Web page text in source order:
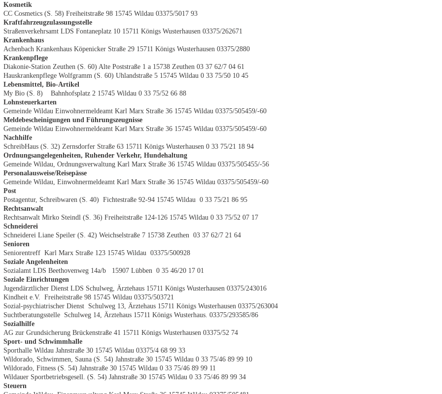
Kosmetik
CC Cosmetics (S. 58) Freiheitstraße 98 15745 Wildau 03375/5017 93
Kraftfahrzeugzulassungsstelle
Straßenverkehrsamt LDS Fontaneplatz 10 15711 Königs Wusterhausen 03375/262671
Krankenhaus
Achenbach Krankenhaus Köpenicker Straße 29 15711 Königs Wusterhausen 03375/2880
Krankenpflege
Diakonie-Station Zeuthen (S. 60) Alte Poststraße 1 a 15738 Zeuthen 03 37 62/7 04 61
Hauskrankenpflege Wolfgramm (S. 60) Uhlandstraße 5 15745 Wildau 0 33 75/50 10 45
Lebensmittel, Bio-Artikel
My Bio (S. 8) Bahnhofsplatz 2 15745 Wildau 0 33 75/52 66 88
Lohnsteuerkarten
Gemeinde Wildau Einwohnermeldeamt Karl Marx Straße 36 15745 Wildau 03375/505459/-60
Meldebescheinigungen und Führungszeugnisse
Gemeinde Wildau Einwohnermeldeamt Karl Marx Straße 36 15745 Wildau 03375/505459/-60
Nachhilfe
SchreibHaus (S. 32) Zernsdorfer Straße 63 15711 Königs Wusterhausen 0 33 75/21 18 94
Ordnungsangelegenheiten, Ruhender Verkehr, Hundehaltung
Gemeinde Wildau, Ordnungsverwaltung Karl Marx Straße 36 15745 Wildau 03375/505455/-56
Personalausweise/Reisepässe
Gemeinde Wildau, Einwohnermeldeamt Karl Marx Straße 36 15745 Wildau 03375/505459/-60
Post
Postagentur, Schreibwaren (S. 40) Fichtestraße 92-94 15745 Wildau 0 33 75/21 86 95
Rechtsanwalt
Rechtsanwalt Mirko Steindl (S. 36) Freiheitstraße 124-126 15745 Wildau 0 33 75/52 07 17
Schneiderei
Schneiderei Liane Speiler (S. 42) Weichselstraße 7 15738 Zeuthen 03 37 62/7 21 64
Senioren
Seniorentreff Karl Marx Straße 123 15745 Wildau 03375/500928
Soziale Angelenheiten
Sozialamt LDS Beethovenweg 14a/b 15907 Lübben 0 35 46/20 17 01
Soziale Einrichtungen
Jugendärztlicher Dienst LDS Schulweg, Ärztehaus 15711 Königs Wusterhausen 03375/243016
Kindheit e.V. Freiheitstraße 98 15745 Wildau 03375/503721
Sozial-psychiatrischer Dienst Schulweg 13, Ärztehaus 15711 Königs Wusterhausen 03375/263004
Suchtberatungsstelle Schulweg 14, Ärztehaus 15711 Königs Wusterhaus. 03375/293585/86
Sozialhilfe
AG zur Grundsicherung Brückenstraße 41 15711 Königs Wusterhausen 03375/52 74
Sport- und Schwimmhalle
Sporthalle Wildau Jahnstraße 30 15745 Wildau 03375/4 68 99 33
Wildorado, Schwimmen, Sauna (S. 54) Jahnstraße 30 15745 Wildau 0 33 75/46 89 99 10
Wildorado, Fitness (S. 54) Jahnstraße 30 15745 Wildau 0 33 75/46 89 99 11
Wildauer Sportbetriebsgesell. (S. 54) Jahnstraße 30 15745 Wildau 0 33 75/46 89 99 34
Steuern